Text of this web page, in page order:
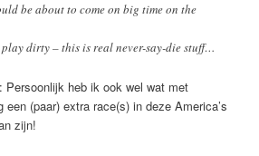
be about to come on big time on the
dirty – this is real never-say-die stuff…
Persoonlijk heb ik ook wel wat met
een (paar) extra race(s) in deze America’s
zijn!